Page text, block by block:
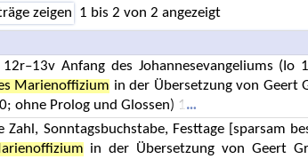
zeigen 1 bis 2 von 2 angezeigt
Anfang des Johannesevangeliums (Io
Marienoffizium in der Übersetzung von Geert
ohne Prolog und Glossen) 1
Zahl, Sonntagsbuchstabe, Festtage [sparsam
in der Übersetzung von Geert